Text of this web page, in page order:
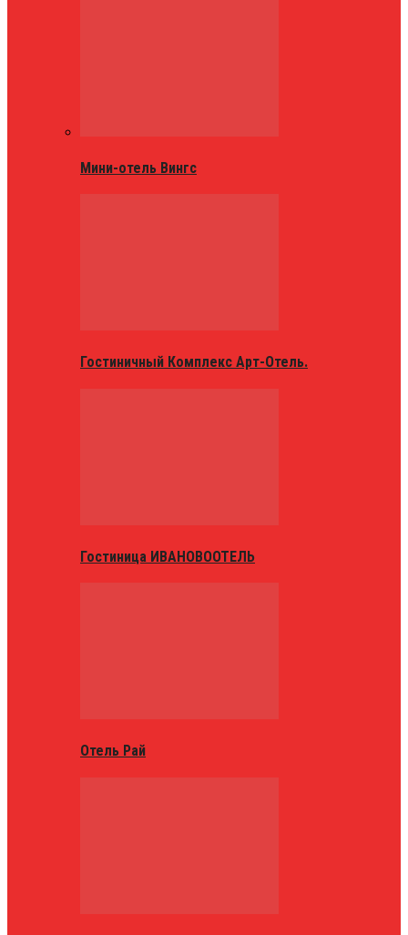
Мини-отель Вингс
Гостиничный Комплекс Арт-Отель.
Гостиница ИВАНОВООТЕЛЬ
Отель Рай